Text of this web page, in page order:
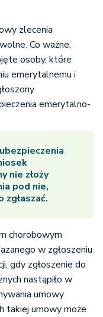
zlecenia
Co ważne,
osoby, które
emerytalnemu i
emerytalno-
nie złoży
pod nie,
chorobowym
w zgłoszeniu
gdy zgłoszenie do
nastąpiło w
umowy
takiej umowy może